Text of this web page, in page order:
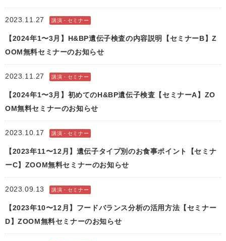
2023.11.27 講演・セミナー
【2024年1〜3月】H&BP遺伝子検査の内容説明【セミナーB】Z
OOM無料セミナーのお知らせ
2023.11.27 講演・セミナー
【2024年1〜3月】初めてのH&BP遺伝子検査【セミナーA】ZO
OM無料セミナーのお知らせ
2023.10.17 講演・セミナー
【2023年11〜12月】遺伝子タイプ別のお食事ポイント【セミナ
ーC】ZOOM無料セミナーのお知らせ
2023.09.13 講演・セミナー
【2023年10〜12月】フードバランス分析の活用方法【セミナー
D】ZOOM無料セミナーのお知らせ